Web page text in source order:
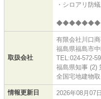
・シロアリ防
取扱会社
有限会社川口
福島県福島市
TEL:024-572-
福島県知事 (2)
全国宅地建物
情報更新日 2026年08月07日